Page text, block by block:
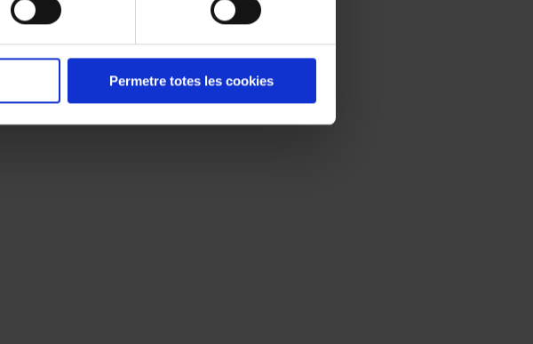
Permetre totes les cookies